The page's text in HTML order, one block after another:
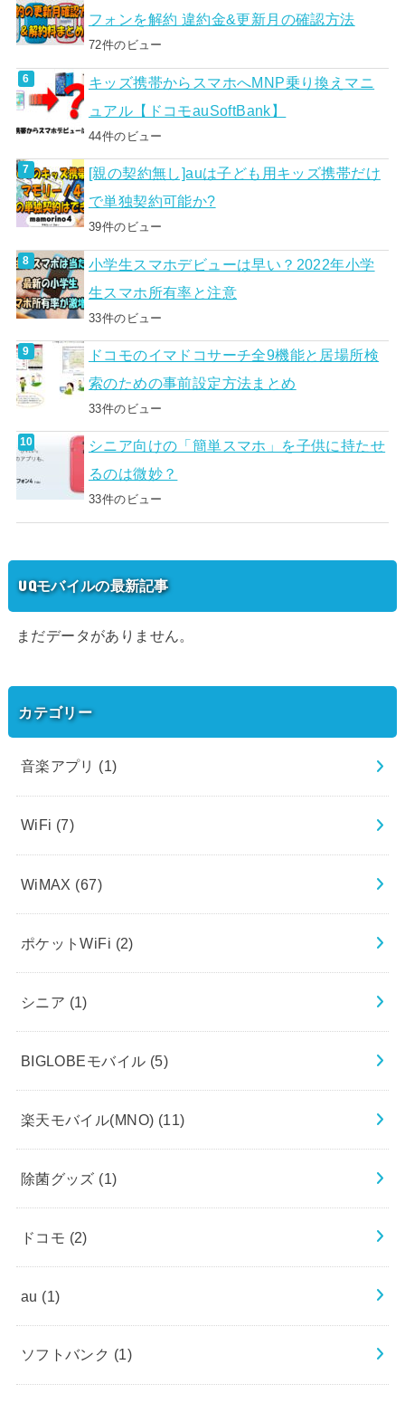
フォンを解約 違約金&更新月の確認方法
72件のビュー
キッズ携帯からスマホへMNP乗り換えマニ
ュアル【ドコモauSoftBank】
44件のビュー
[親の契約無し]auは子ども用キッズ携帯だけ
で単独契約可能か?
39件のビュー
小学生スマホデビューは早い？2022年小学
生スマホ所有率と注意
33件のビュー
ドコモのイマドコサーチ全9機能と居場所検
索のための事前設定方法まとめ
33件のビュー
シニア向けの「簡単スマホ」を子供に持たせ
るのは微妙？
33件のビュー
UQモバイルの最新記事
まだデータがありません。
カテゴリー
音楽アプリ (1)
WiFi (7)
WiMAX (67)
ポケットWiFi (2)
シニア (1)
BIGLOBEモバイル (5)
楽天モバイル(MNO) (11)
除菌グッズ (1)
ドコモ (2)
au (1)
ソフトバンク (1)